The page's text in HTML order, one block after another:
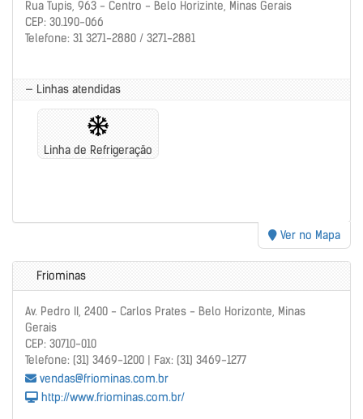
Rua Tupis, 963 - Centro - Belo Horizinte, Minas Gerais
CEP: 30.190-066
Telefone: 31 3271-2880 / 3271-2881
— Linhas atendidas
Linha de Refrigeração
Ver no Mapa
Friominas
Av. Pedro II, 2400 - Carlos Prates - Belo Horizonte, Minas
Gerais
CEP: 30710-010
Telefone: (31) 3469-1200 | Fax: (31) 3469-1277
vendas@friominas.com.br
http://www.friominas.com.br/